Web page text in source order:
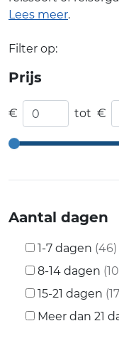
Lees meer.
Filter op:
Prijs
€ tot €
Aantal dagen
1-7 dagen (46)
8-14 dagen
15-21 dagen
Meer dan 21